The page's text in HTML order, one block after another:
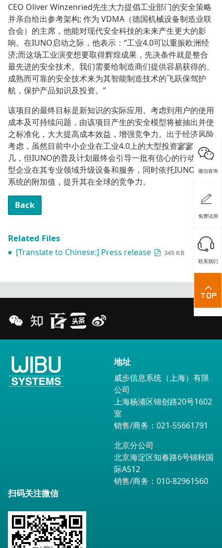
CEO Oliver Winzenried先生大力提倡工业部门的安全策略
并亲自给出参考架构; 作为 VDMA（德国机械设备制造业联
合会）的主席，他能对现代安全科技的未来产生更大的影
响。在IUNO启动之际，他表示：“工业4.0可以重振欧洲经
济;而这场工业演变想要取得辉煌成果，先决条件就是整合
最先进的安全技术。我们需要给制造商们提供容易获得的、
成熟而可靠的安全技术来为其智能制造技术的飞跃保驾护
航，保护产品知识及投资。”
该项目的最终目标是新知识的实际应用。考虑到用户的使用
成本及可持续问题，由该项目产生的安全模型将被抽出并使
之标准化，大大提高成本效益，增强竞争力。出于经济风险
考虑，虽然目前中小企业在工业4.0上的大型投资寥寥无
几，但IUNO的普及计划最终会引导一批有信心的行动派中
型企业在其专业领域升级设备和服务，同时依托IUNO互联
系统的附加值，提升其在全球的竞争力。
Back
Related Files
[Translate to Chinese:] Press release 345 KB
地址
威步信息系统（上海）有限
公司
上海杨浦区锦创路20号1602
室
销售/商务：021-55661791
北京分公司
北京海淀区知春路6号锦秋国
际A512
销售/商务：010-82961560
扫码关注微信
微信咨询
免费试用
联系我们